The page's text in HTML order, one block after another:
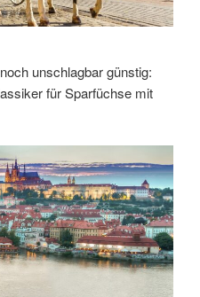
unschlagbar günstig:
für Sparfüchse mit